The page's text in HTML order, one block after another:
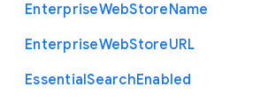
EnterpriseWebStoreName
EnterpriseWebStoreURL
EssentialSearchEnabled